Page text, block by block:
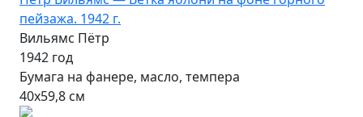
пейзажа. 1942 г.
Вильямс Пётр
1942 год
Бумага на фанере, масло, темпера
40х59,8 см